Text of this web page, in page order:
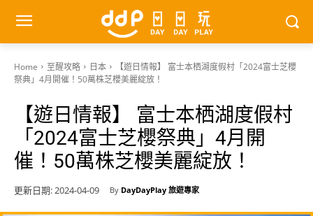
Home 至醒攻略 日本
【遊日情報】 富士本栖湖度假村「2024富士芝櫻
祭典」4月開催！50萬株芝櫻美麗綻放！
【遊日情報】 富士本栖湖度假村
「2024富士芝櫻祭典」4月開
催！50萬株芝櫻美麗綻放！
更新日期:2024-04-09 By DayDayPlay 旅遊專家